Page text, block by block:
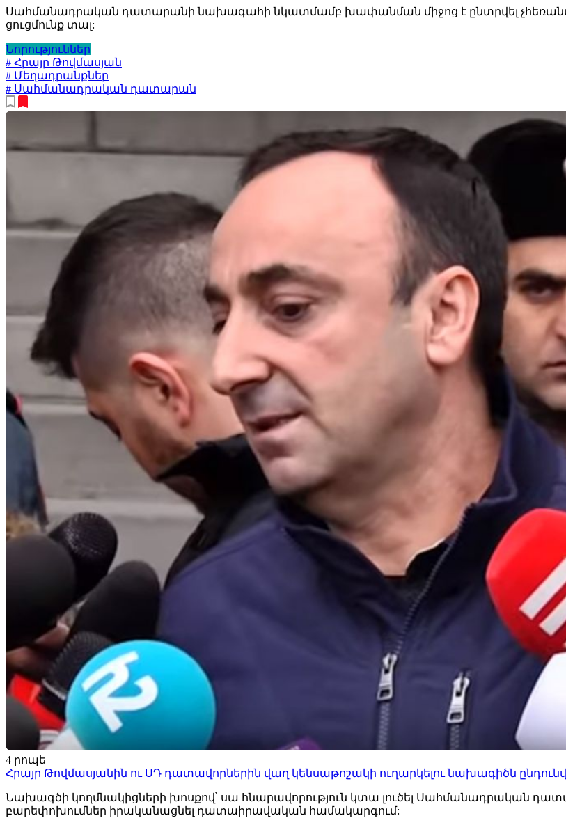
Սահմանադրական դատարանի նախագահի նկատմամբ խափանման միջոց է ընտրվել
ցուցմունք տալ:
Նորություններ
# Հրայր Թովմասյան
# Մեղադրանքներ
# Սահմանադրական դատարան
4 րոպե
Հրայր Թովմասյանին ու ՍԴ դատավորներին վաղ կենսաթոշակի ուղարկելու նախագիծն
Նախագծի կողմնակիցների խոսքով՝ սա հնարավորություն կտա լուծել Սահմանադրական
բարեփոխումներ իրականացնել դատաիրավական համակարգում: